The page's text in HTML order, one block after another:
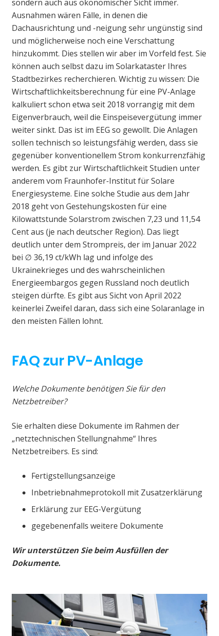
sondern auch aus ökonomischer Sicht immer.
Ausnahmen wären Fälle, in denen die
Dachausrichtung und -neigung sehr ungünstig sind
und möglicherweise noch eine Verschattung
hinzukommt. Dies stellen wir aber im Vorfeld fest. Sie
können auch selbst dazu im Solarkataster Ihres
Stadtbezirkes recherchieren. Wichtig zu wissen: Die
Wirtschaftlichkeitsberechnung für eine PV-Anlage
kalkuliert schon etwa seit 2018 vorrangig mit dem
Eigenverbrauch, weil die Einspeisevergütung immer
weiter sinkt. Das ist im EEG so gewollt. Die Anlagen
sollen technisch so leistungsfähig werden, dass sie
gegenüber konventionellem Strom konkurrenzfähig
werden. Es gibt zur Wirtschaftlichkeit Studien unter
anderem vom Fraunhofer-Institut für Solare
Energiesysteme. Eine solche Studie aus dem Jahr
2018 geht von Gestehungskosten für eine
Kilowattstunde Solarstrom zwischen 7,23 und 11,54
Cent aus (je nach deutscher Region). Das liegt
deutlich unter dem Strompreis, der im Januar 2022
bei ∅ 36,19 ct/kWh lag und infolge des
Ukrainekrieges und des wahrscheinlichen
Energieembargos gegen Russland noch deutlich
steigen dürfte. Es gibt aus Sicht von April 2022
keinerlei Zweifel daran, dass sich eine Solaranlage in
den meisten Fällen lohnt.
FAQ zur PV-Anlage
Welche Dokumente benötigen Sie für den
Netzbetreiber?
Sie erhalten diese Dokumente im Rahmen der
„netztechnischen Stellungnahme“ Ihres
Netzbetreibers. Es sind:
Fertigstellungsanzeige
Inbetriebnahmeprotokoll mit Zusatzerklärung
Erklärung zur EEG-Vergütung
gegebenenfalls weitere Dokumente
Wir unterstützen Sie beim Ausfüllen der
Dokumente.